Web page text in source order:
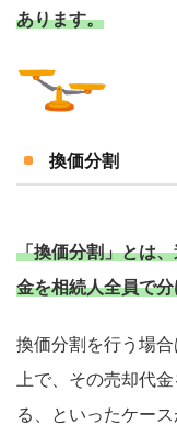
あります。
換価分割
「換価分割」とは
金を相続人全員で
換価分割を行う場
上で、その売却代
る、といったケース